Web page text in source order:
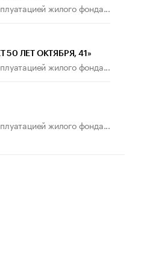
жилого фонда...
50 ЛЕТ ОКТЯБРЯ, 41»
жилого фонда...
жилого фонда...